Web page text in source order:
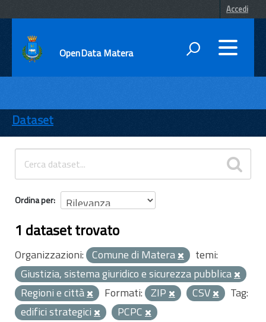
Accedi
OpenData Matera
ENTI
TEMI
INFORMAZIONI
Dataset
Ordina per
1 dataset trovato
Organizzazioni: Comune di Matera
temi:
Giustizia, sistema giuridico e sicurezza pubblica
Regioni e città
Formati: ZIP CSV
Tag:
edifici strategici
PCPC